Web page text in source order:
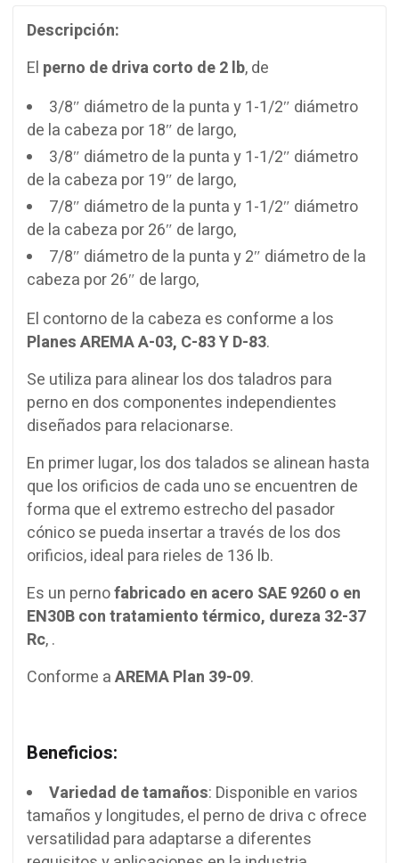
Descripción:
El perno de driva corto de 2 lb, de
3/8″ diámetro de la punta y 1-1/2″ diámetro
de la cabeza por 18″ de largo,
3/8″ diámetro de la punta y 1-1/2″ diámetro
de la cabeza por 19″ de largo,
7/8″ diámetro de la punta y 1-1/2″ diámetro
de la cabeza por 26″ de largo,
7/8″ diámetro de la punta y 2″ diámetro de la
cabeza por 26″ de largo,
El contorno de la cabeza es conforme a los
Planes AREMA A-03, C-83 Y D-83.
Se utiliza para alinear los dos taladros para
perno en dos componentes independientes
diseñados para relacionarse.
En primer lugar, los dos talados se alinean hasta
que los orificios de cada uno se encuentren de
forma que el extremo estrecho del pasador
cónico se pueda insertar a través de los dos
orificios, ideal para rieles de 136 lb.
Es un pernofabricado en acero SAE 9260 o en
EN30B con tratamiento térmico, dureza 32-37
Rc, .
Conforme aAREMA Plan 39-09.
Beneficios:
Variedad de tamaños: Disponible en varios
tamaños y longitudes, el perno de driva c ofrece
versatilidad para adaptarse a diferentes